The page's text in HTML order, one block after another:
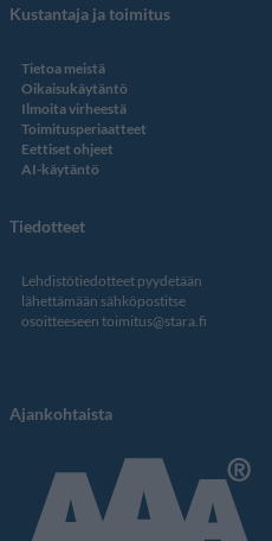
Kustantaja ja toimitus
Tietoa meistä
Oikaisukäytäntö
Ilmoita virheestä
Toimitusperiaatteet
Eettiset ohjeet
AI-käytäntö
Tiedotteet
Lehdistötiedotteet pyydetään
lähettämään sähköpostitse
osoitteeseen toimitus@stara.fi
Ajankohtaista